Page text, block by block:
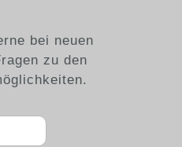
bei neuen
zu den